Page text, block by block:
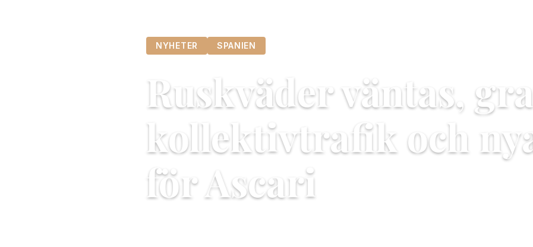
NYHETER SPANIEN
Ruskväder väntas,
kollektivtrafik och
för Ascari